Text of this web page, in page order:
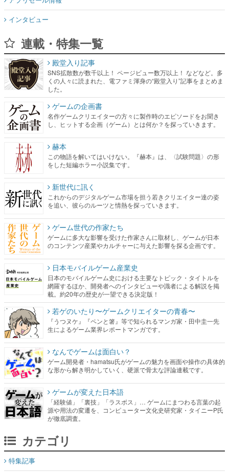
連載・特集一覧
くの人々に読まれた、電ファミ渾身の“殿堂入り”記事をまとめま
した。
ゲームの企画書
名作ゲームクリエイターの方々に製作時のエピソードをお聞き
し、ヒットする企画（ゲーム）とは何か？を探っていきます。
赫本
この物語を解いてはいけない。『赫本』は、〈試験問題〉の形
をした短編ホラー小説集です。
新世代に訊く
これからのデジタルゲーム市場を担う若きクリエイター達の姿
を追い、彼らのルーツと情熱を探っていきます。
ゲーム世代の作家たち
ゲームに多大な影響を受けた作家さんに取材し、ゲームが日本
のコンテンツ産業やカルチャーに与えた影響を探る企画です。
日本モバイルゲーム産業史
日本のモバイルゲーム史における主要なトピック・タイトルを
網羅するほか、開発者へのインタビューや識者による解説を掲
若ゲのいたり〜ゲームクリエイターの青春〜
『うつヌケ』『ペンと箸』等で知られるマンガ家・田中圭一先
生によるゲーム業界レポートマンガです。
なんでゲームは面白い？
ゲーム開発者・hamatsu氏がゲームの魅力を画面や操作の具体的
な形から解き明かしていく、硬派で骨太な評論連載です。
ゲームが変えた日本語
「経験値」「裏技」「ラスボス」… ゲームにまつわる言葉の起
源や用法の変遷を、コンピューター文化史研究家・タイニーP氏
カテゴリ
マンガ
女性向け